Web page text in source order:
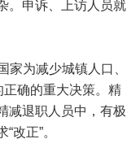
。申诉、上访人员就
家为减少城镇人口、
正确的重大决策。精
减退职人员中，有极
改正”。